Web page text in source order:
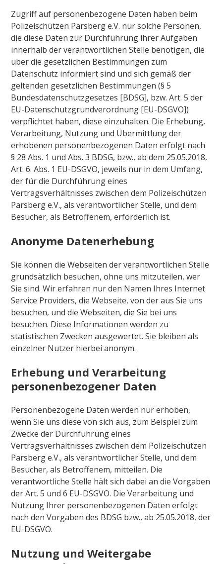
Zugriff auf personenbezogene Daten haben beim
Polizeischützen Parsberg e.V. nur solche Personen,
die diese Daten zur Durchführung ihrer Aufgaben
innerhalb der verantwortlichen Stelle benötigen, die
über die gesetzlichen Bestimmungen zum
Datenschutz informiert sind und sich gemäß der
geltenden gesetzlichen Bestimmungen (§ 5
Bundesdatenschutzgesetzes [BDSG], bzw. Art. 5 der
EU-Datenschutzgrundverordnung [EU-DSGVO])
verpflichtet haben, diese einzuhalten. Die Erhebung,
Verarbeitung, Nutzung und Übermittlung der
erhobenen personenbezogenen Daten erfolgt nach
§ 28 Abs. 1 und Abs. 3 BDSG, bzw., ab dem 25.05.2018,
Art. 6. Abs. 1 EU-DSGVO, jeweils nur in dem Umfang,
der für die Durchführung eines
Vertragsverhältnisses zwischen dem Polizeischützen
Parsberg e.V., als verantwortlicher Stelle, und dem
Besucher, als Betroffenem, erforderlich ist.
Anonyme Datenerhebung
Sie können die Webseiten der verantwortlichen Stelle
grundsätzlich besuchen, ohne uns mitzuteilen, wer
Sie sind. Wir erfahren nur den Namen Ihres Internet
Service Providers, die Webseite, von der aus Sie uns
besuchen, und die Webseiten, die Sie bei uns
besuchen. Diese Informationen werden zu
statistischen Zwecken ausgewertet. Sie bleiben als
einzelner Nutzer hierbei anonym.
Erhebung und Verarbeitung
personenbezogener Daten
Personenbezogene Daten werden nur erhoben,
wenn Sie uns diese von sich aus, zum Beispiel zum
Zwecke der Durchführung eines
Vertragsverhältnisses zwischen dem Polizeischützen
Parsberg e.V., als verantwortlicher Stelle, und dem
Besucher, als Betroffenem, mitteilen. Die
verantwortliche Stelle hält sich dabei an die Vorgaben
der Art. 5 und 6 EU-DSGVO. Die Verarbeitung und
Nutzung Ihrer personenbezogenen Daten erfolgt
nach den Vorgaben des BDSG bzw., ab 25.05.2018, der
EU-DSGVO.
Nutzung und Weitergabe